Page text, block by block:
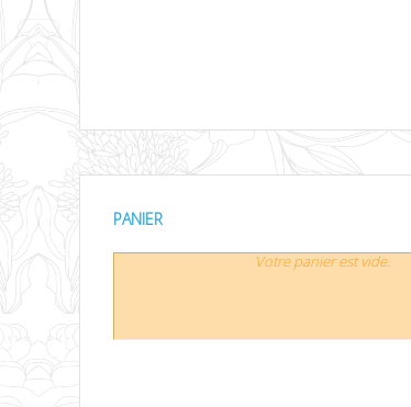
PANIER
Votre panier est vide.